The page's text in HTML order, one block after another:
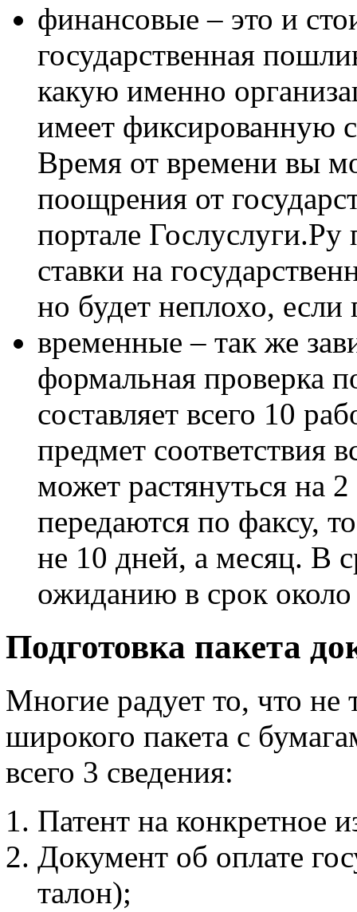
финансовые – это и
государственная
какую именно
имеет фиксированную
Время от времени вы
поощрения от
портале
ставки на
но будет неплохо, если
временные – так же
формальная проверка
составляет всего 10
предмет соответствия
может растянуться на
передаются по факсу,
не 10 дней, а месяц. В
ожиданию в срок
Подготовка пакета
Многие радует то, что не
широкого пакета с
всего 3 сведения:
Патент на конкретное
Документ об оплате
талон);